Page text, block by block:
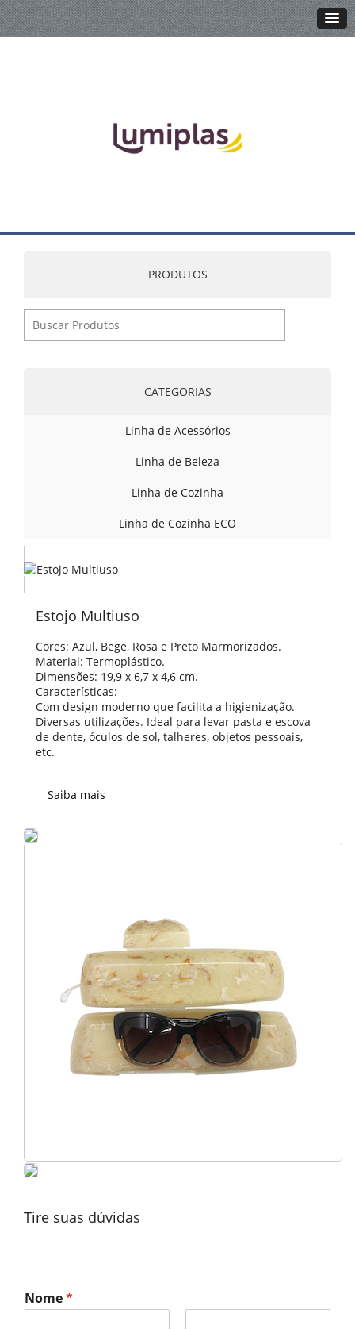
PRODUTOS
CATEGORIAS
Linha de Acessórios
Linha de Beleza
Linha de Cozinha
Linha de Cozinha ECO
Estojo Multiuso
Cores: Azul, Bege, Rosa e Preto Marmorizados.
Material: Termoplástico.
Dimensões: 19,9 x 6,7 x 4,6 cm.
Características:
Com design moderno que facilita a higienização.
Diversas utilizações. Ideal para levar pasta e escova
de dente, óculos de sol, talheres, objetos pessoais,
etc.
Saiba mais
Tire suas dúvidas
Nome*